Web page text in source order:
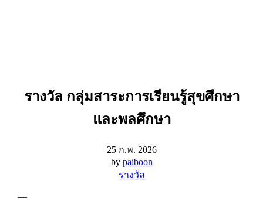
รางวัล กลุ่มสาระการเรียนรู้สุขศึกษา
และพลศึกษา
25 ก.พ. 2026
by paiboon
รางวัล
—